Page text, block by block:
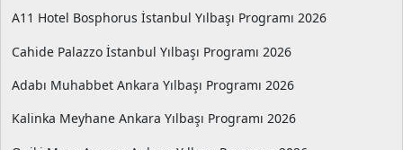
A11 Hotel Bosphorus İstanbul Yılbaşı Programı 2026
Cahide Palazzo İstanbul Yılbaşı Programı 2026
Adabı Muhabbet Ankara Yılbaşı Programı 2026
Kalinka Meyhane Ankara Yılbaşı Programı 2026